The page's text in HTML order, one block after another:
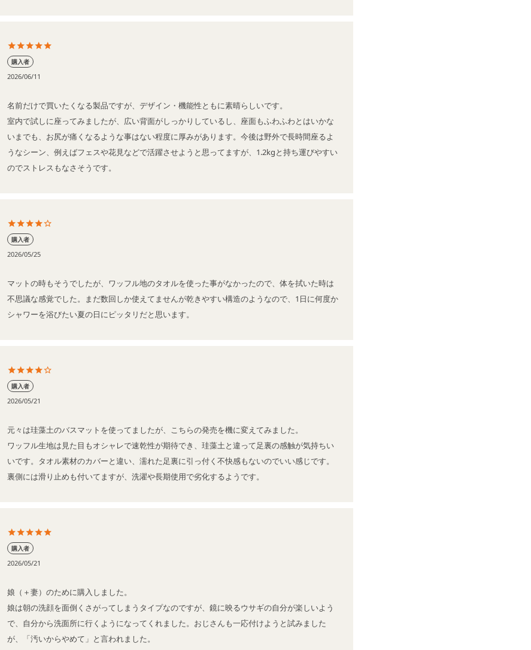
購入者
2026/06/11
名前だけで買いたくなる製品ですが、デザイン・機能性ともに素晴らしいです。
室内で試しに座ってみましたが、広い背面がしっかりしているし、座面もふわふわとはいかな
いまでも、お尻が痛くなるような事はない程度に厚みがあります。今後は野外で長時間座るよ
うなシーン、例えばフェスや花見などで活躍させようと思ってますが、1.2kgと持ち運びやすい
のでストレスもなさそうです。
購入者
2026/05/25
マットの時もそうでしたが、ワッフル地のタオルを使った事がなかったので、体を拭いた時は
不思議な感覚でした。まだ数回しか使えてませんが乾きやすい構造のようなので、1日に何度か
シャワーを浴びたい夏の日にピッタリだと思います。
購入者
2026/05/21
元々は珪藻土のバスマットを使ってましたが、こちらの発売を機に変えてみました。
ワッフル生地は見た目もオシャレで速乾性が期待でき、珪藻土と違って足裏の感触が気持ちい
いです。タオル素材のカバーと違い、濡れた足裏に引っ付く不快感もないのでいい感じです。
裏側には滑り止めも付いてますが、洗濯や長期使用で劣化するようです。
購入者
2026/05/21
娘（＋妻）のために購入しました。
娘は朝の洗顔を面倒くさがってしまうタイプなのですが、鏡に映るウサギの自分が楽しいよう
で、自分から洗面所に行くようになってくれました。おじさんも一応付けようと試みました
が、「汚いからやめて」と言われました。